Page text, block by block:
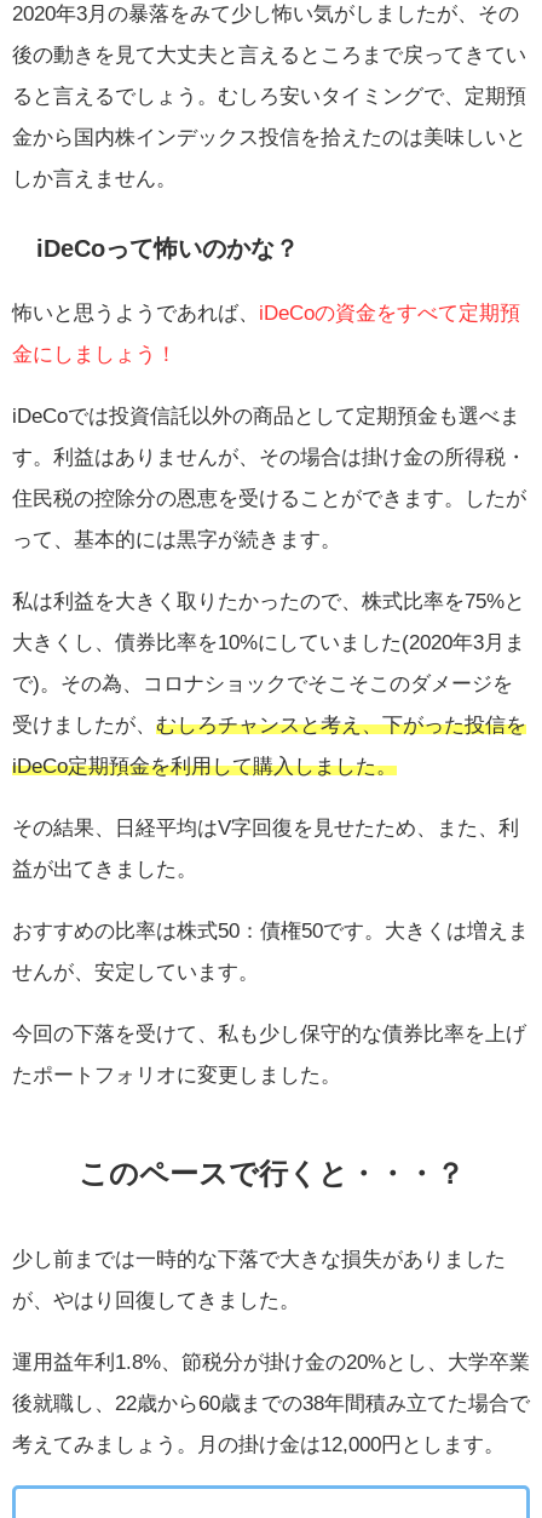
2020年3月の暴落をみて少し怖い気がしましたが、その
後の動きを見て大丈夫と言えるところまで戻ってきてい
ると言えるでしょう。むしろ安いタイミングで、定期預
金から国内株インデックス投信を拾えたのは美味しいと
しか言えません。
iDeCoって怖いのかな？
怖いと思うようであれば、 iDeCoの資金をすべて定期預
金にしましょう！
iDeCoでは投資信託以外の商品として定期預金も選べま
す。利益はありませんが、その場合は掛け金の所得税・
住民税の控除分の恩恵を受けることができます。したが
って、基本的には黒字が続きます。
私は利益を大きく取りたかったので、株式比率を75%と
大きくし、債券比率を10%にしていました(2020年3月ま
で)。その為、コロナショックでそこそこのダメージを
受けましたが、 むしろチャンスと考え、下がった投信を
iDeCo定期預金を利用して購入しました。
その結果、日経平均はV字回復を見せたため、また、利
益が出てきました。
おすすめの比率は株式50：債権50です。大きくは増えま
せんが、安定しています。
今回の下落を受けて、私も少し保守的な債券比率を上げ
たポートフォリオに変更しました。
このペースで行くと・・・？
少し前までは一時的な下落で大きな損失がありました
が、やはり回復してきました。
運用益年利1.8%、節税分が掛け金の20%とし、大学卒業
後就職し、22歳から60歳までの38年間積み立てた場合で
考えてみましょう。月の掛け金は12,000円とします。